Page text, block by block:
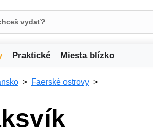
Praktické Miesta blízko
Faerské ostrovy